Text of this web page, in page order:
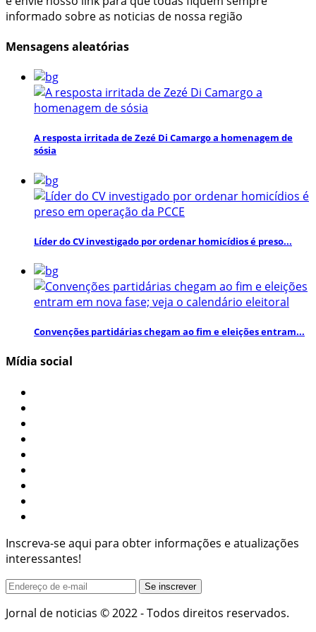
informado sobre as noticias de nossa região
Mensagens aleatórias
A resposta irritada de Zezé Di Camargo a homenagem de
sósia
Líder do CV investigado por ordenar homicídios é preso...
Convenções partidárias chegam ao fim e eleições entram...
Mídia social
Inscreva-se aqui para obter informações e atualizações
interessantes!
Jornal de noticias © 2022 - Todos direitos reservados.